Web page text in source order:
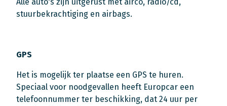
Alle auto's zijn uitgerust met airco, radio/cd,
stuurbekrachtiging en airbags.
GPS
Het is mogelijk ter plaatse een GPS te huren.
Speciaal voor noodgevallen heeft Europcar een
telefoonnummer ter beschikking, dat 24 uur per